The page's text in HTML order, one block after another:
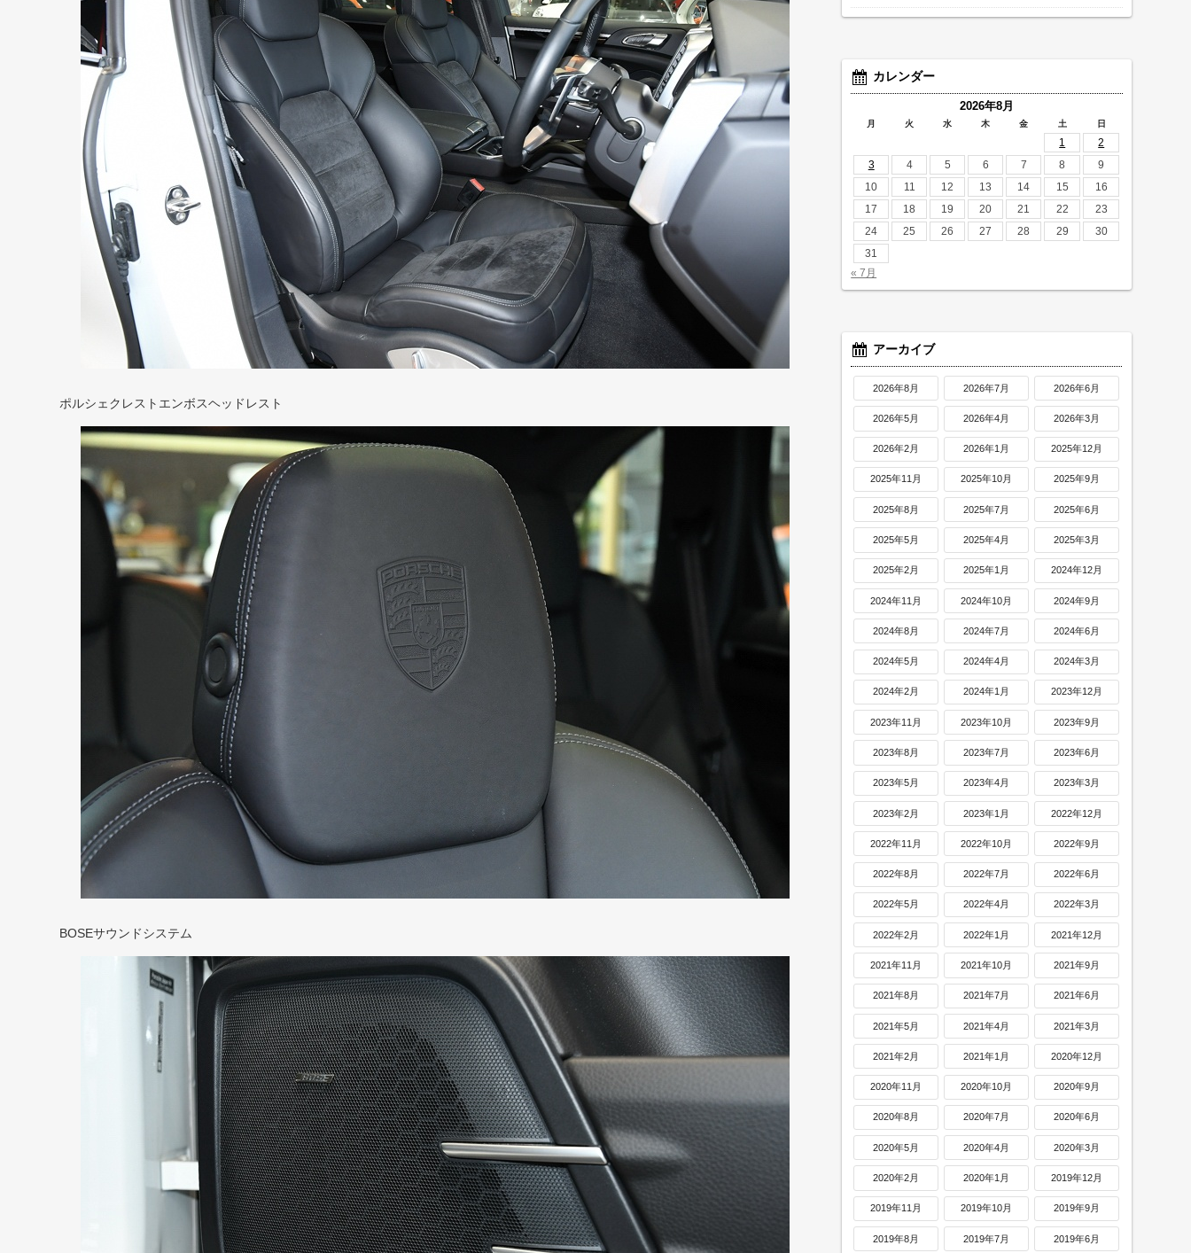
ポルシェクレストエンボスヘッドレスト
BOSEサウンドシステム
カレンダー
2026年8月
月 火 水 木 金 土 日
1
2
3
4 5 6 7 8
9
10
11 12 13 14 15
16
17
18 19 20 21 22
23
24
25 26 27 28 29
30
31
« 7月
アーカイブ
2026年8月 2026年7月 2026年6月
2026年5月 2026年4月 2026年3月
2026年2月 2026年1月 2025年12月
2025年11月 2025年10月 2025年9月
2025年8月 2025年7月 2025年6月
2025年5月 2025年4月 2025年3月
2025年2月 2025年1月 2024年12月
2024年11月 2024年10月 2024年9月
2024年8月 2024年7月 2024年6月
2024年5月 2024年4月 2024年3月
2024年2月 2024年1月 2023年12月
2023年11月 2023年10月 2023年9月
2023年8月 2023年7月 2023年6月
2023年5月 2023年4月 2023年3月
2023年2月 2023年1月 2022年12月
2022年11月 2022年10月 2022年9月
2022年8月 2022年7月 2022年6月
2022年5月 2022年4月 2022年3月
2022年2月 2022年1月 2021年12月
2021年11月 2021年10月 2021年9月
2021年8月 2021年7月 2021年6月
2021年5月 2021年4月 2021年3月
2021年2月 2021年1月 2020年12月
2020年11月 2020年10月 2020年9月
2020年8月 2020年7月 2020年6月
2020年5月 2020年4月 2020年3月
2020年2月 2020年1月 2019年12月
2019年11月 2019年10月 2019年9月
2019年8月 2019年7月 2019年6月